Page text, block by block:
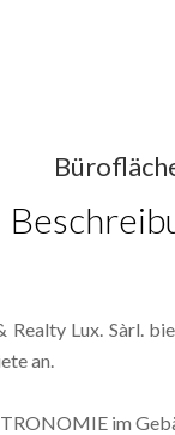
Realty Lux. Sàrl.
an.
im